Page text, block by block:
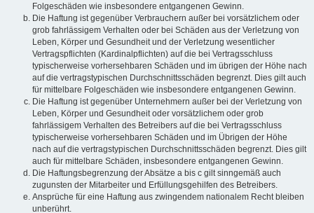
Folgeschäden wie insbesondere entgangenen Gewinn.
Die Haftung ist gegenüber Verbrauchern außer bei vorsätzlichem oder
grob fahrlässigem Verhalten oder bei Schäden aus der Verletzung von
Leben, Körper und Gesundheit und der Verletzung wesentlicher
Vertragspflichten (Kardinalpflichten) auf die bei Vertragsschluss
typischerweise vorhersehbaren Schäden und im übrigen der Höhe nach
auf die vertragstypischen Durchschnittsschäden begrenzt. Dies gilt auch
für mittelbare Folgeschäden wie insbesondere entgangenen Gewinn.
Die Haftung ist gegenüber Unternehmern außer bei der Verletzung von
Leben, Körper und Gesundheit oder vorsätzlichem oder grob
fahrlässigem Verhalten des Betreibers auf die bei Vertragsschluss
typischerweise vorhersehbaren Schäden und im Übrigen der Höhe
nach auf die vertragstypischen Durchschnittsschäden begrenzt. Dies gilt
auch für mittelbare Schäden, insbesondere entgangenen Gewinn.
Die Haftungsbegrenzung der Absätze a bis c gilt sinngemäß auch
zugunsten der Mitarbeiter und Erfüllungsgehilfen des Betreibers.
Ansprüche für eine Haftung aus zwingendem nationalem Recht bleiben
unberührt.